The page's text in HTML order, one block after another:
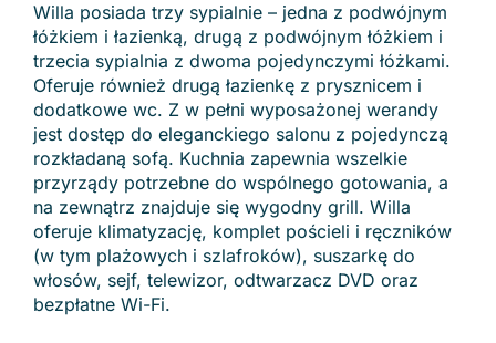
Willa posiada trzy sypialnie – jedna z podwójnym
łóżkiem i łazienką, drugą z podwójnym łóżkiem i
trzecia sypialnia z dwoma pojedynczymi łóżkami.
Oferuje również drugą łazienkę z prysznicem i
dodatkowe wc. Z w pełni wyposażonej werandy
jest dostęp do eleganckiego salonu z pojedynczą
rozkładaną sofą. Kuchnia zapewnia wszelkie
przyrządy potrzebne do wspólnego gotowania, a
na zewnątrz znajduje się wygodny grill. Willa
oferuje klimatyzację, komplet pościeli i ręczników
(w tym plażowych i szlafroków), suszarkę do
włosów, sejf, telewizor, odtwarzacz DVD oraz
bezpłatne Wi-Fi.